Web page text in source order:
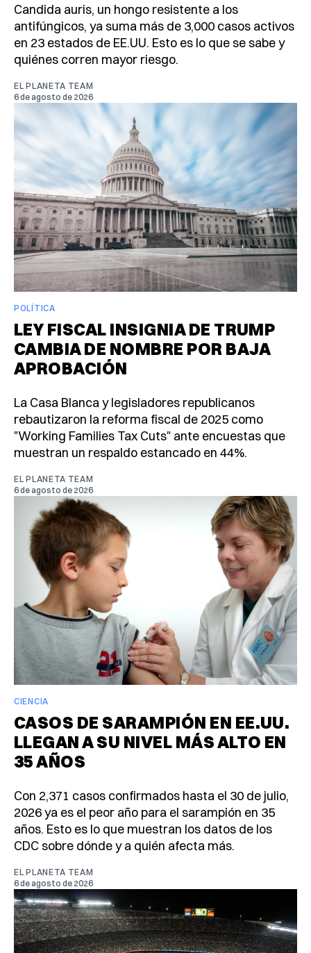
Candida auris, un hongo resistente a los
antifúngicos, ya suma más de 3,000 casos activos
en 23 estados de EE.UU. Esto es lo que se sabe y
quiénes corren mayor riesgo.
EL PLANETA TEAM
6 de agosto de 2026
POLÍTICA
LEY FISCAL INSIGNIA DE TRUMP
CAMBIA DE NOMBRE POR BAJA
APROBACIÓN
La Casa Blanca y legisladores republicanos
rebautizaron la reforma fiscal de 2025 como
"Working Families Tax Cuts" ante encuestas que
muestran un respaldo estancado en 44%.
EL PLANETA TEAM
6 de agosto de 2026
CIENCIA
CASOS DE SARAMPIÓN EN EE.UU.
LLEGAN A SU NIVEL MÁS ALTO EN
35 AÑOS
Con 2,371 casos confirmados hasta el 30 de julio,
2026 ya es el peor año para el sarampión en 35
años. Esto es lo que muestran los datos de los
CDC sobre dónde y a quién afecta más.
EL PLANETA TEAM
6 de agosto de 2026